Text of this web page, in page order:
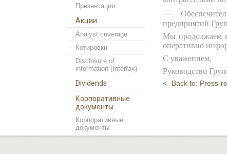
Презентации
Акции
Analyst coverage
Котировки
Disclosure of
information (Interfax)
Dividends
Корпоративные
документы
Корпоративные
документы
—
предприятий
Мы продолжаем
оперативно
С уважением,
Руководство
<- Back to: Press-